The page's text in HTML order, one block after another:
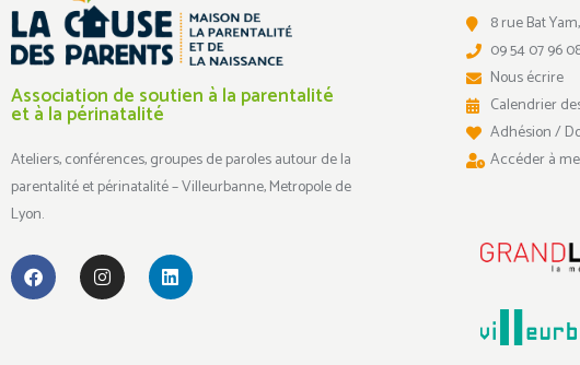
Association de soutien à la parentalité
et à la périnatalité
Ateliers, conférences, groupes de paroles autour de la
parentalité et périnatalité – Villeurbanne, Metropole de
Lyon.
8 rue Bat
09 54 07 96
Nous écrire
Calendrier
Adhésion /
Accéder à